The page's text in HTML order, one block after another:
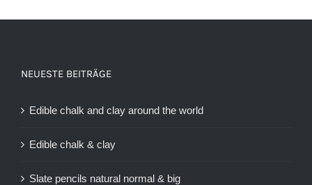
NEUESTE BEITRÄGE
Edible chalk and clay around the world
Edible chalk & clay
Slate pencils natural normal & big